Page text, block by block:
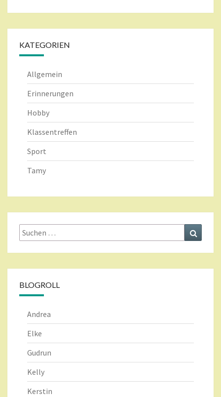
KATEGORIEN
Allgemein
Erinnerungen
Hobby
Klassentreffen
Sport
Tamy
Suche
nach:
BLOGROLL
Andrea
Elke
Gudrun
Kelly
Kerstin